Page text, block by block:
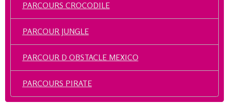
PARCOURS CROCODILE
PARCOUR JUNGLE
PARCOUR D OBSTACLE MEXICO
PARCOURS PIRATE